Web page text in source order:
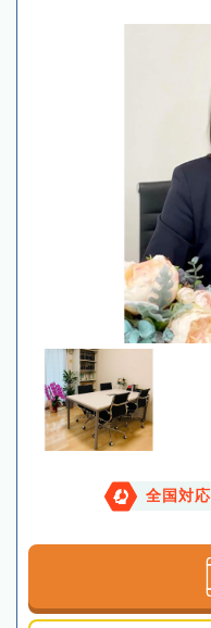
全国対応